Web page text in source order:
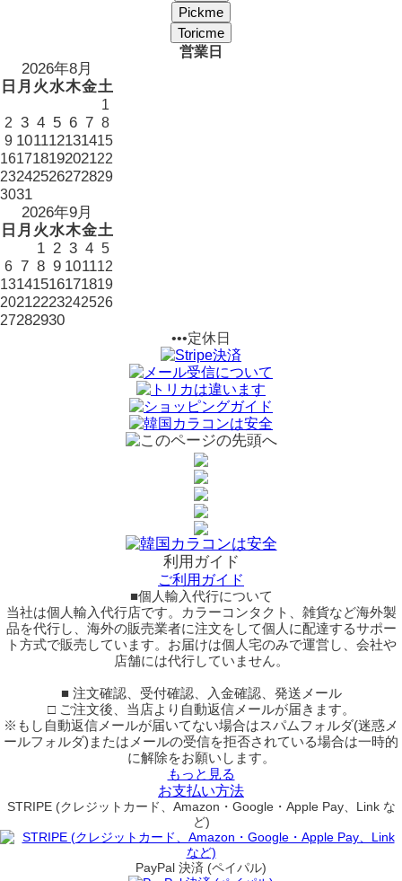
営業日
2026年8月
日 月 火水木金土
1
2 3 4 5 6 7 8
9 101112131415
16171819202122
23242526272829
3031
2026年9月
日 月 火水木金土
1 2 3 4 5
6 7 8 9 101112
13141516171819
20212223242526
27282930
•••定休日
利用ガイド
ご利用ガイド
■個人輸入代行について
当社は個人輸入代行店です。カラーコンタクト、雑貨など海外製
品を代行し、海外の販売業者に注文をして個人に配達するサポー
ト方式で販売しています。お届けは個人宅のみで運営し、会社や
店舗には代行していません。
■ 注文確認、受付確認、入金確認、発送メール
□ ご注文後、当店より自動返信メールが届きます。
※もし自動返信メールが届いてない場合はスパムフォルダ(迷惑メ
ールフォルダ)またはメールの受信を拒否されている場合は一時的
に解除をお願いします。
もっと見る
お支払い方法
STRIPE (クレジットカード、Amazon・Google・Apple Pay、Link な
ど)
PayPal 決済 (ペイパル)